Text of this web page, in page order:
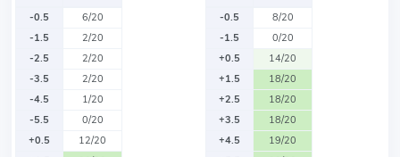
-0.5
6/20
-1.5
2/20
-2.5
2/20
-3.5
2/20
-4.5
1/20
-5.5
0/20
+0.5
12/20
-0.5
8/20
-1.5
0/20
+0.5
14/20
+1.5
18/20
+2.5
18/20
+3.5
18/20
+4.5
19/20